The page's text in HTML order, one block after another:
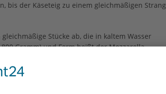
bis der Käseteig zu einem gleichmäßigen Strang
Stücke ab, die in kaltem Wasser
Gramm) und Form heißt der Mozzarella
oder Bocconcini sind kugelförmig.
gesagt, aus Kampanien. Seit 1996 sind zwei